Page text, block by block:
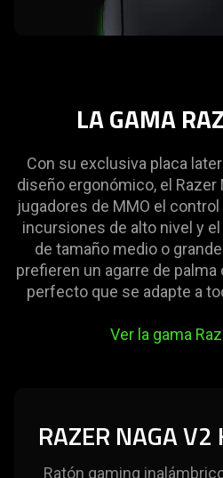
LA GAMA
Con su exclusiva placa
diseño ergonómico, el Razer
jugadores de MMO el
incursiones de alto nivel y el
de tamaño medio o
prefieren un agarre de palma
perfecto que se adapte a
Ver la gama
RAZER NAGA V2
Ratón gaming